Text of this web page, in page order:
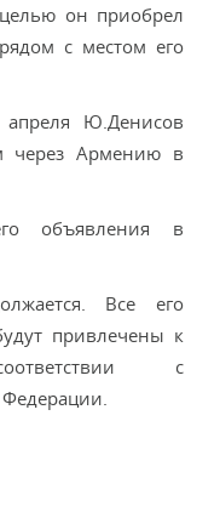
он приобрел
с местом его
Ю.Денисов
через Армению в
объявления в
Все его
привлечены к
с
Федерации.